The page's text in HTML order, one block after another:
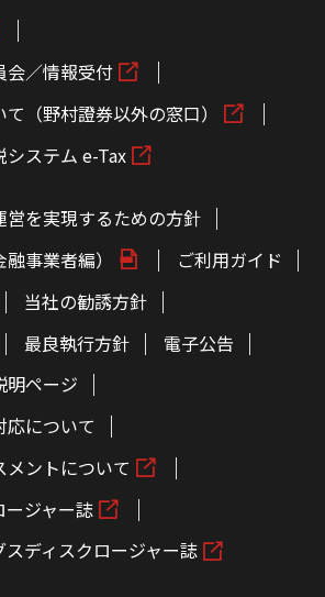
会／情報受付
（野村證券以外の窓口）
システム e-Tax
営を実現するための方針
事業者編）
ご利用ガイド
当社の勧誘方針
最良執行方針
電子公告
明ページ
応について
メントについて
ージャー誌
ディスクロージャー誌